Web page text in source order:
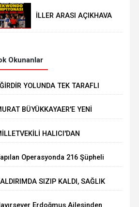
İLLER ARASI AÇIKHAVA
ŞAMPİYONASI
Okunanlar
YOLUNDA TEK TARAFLI
BÜYÜKKAYAER'E YENİ
HALICI'DAN
DESTEK
Operasyonda 216 Şüpheli
SIZIP KALDI, SAĞLIK
Erdoğmuş Ailesinden